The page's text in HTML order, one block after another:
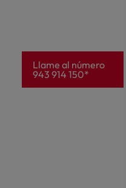
Llame al número
943 914 150*